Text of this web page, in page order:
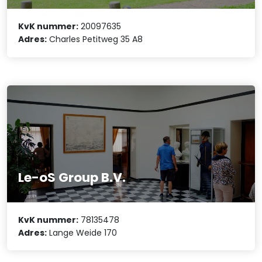
KvK nummer: 20097635
Adres: Charles Petitweg 35 A8
Le-oS Group B.V.
KvK nummer: 78135478
Adres: Lange Weide 170